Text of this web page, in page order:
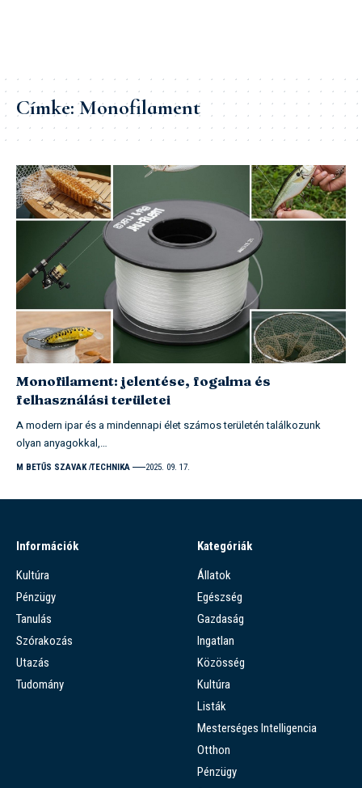
Címke:Monofilament
Monofilament: jelentése, fogalma és
felhasználási területei
A modern ipar és a mindennapi élet számos területén találkozunk
olyan anyagokkal,…
M BETŰS SZAVAK TECHNIKA 2025. 09. 17.
Információk
Kultúra
Pénzügy
Tanulás
Szórakozás
Utazás
Tudomány
Kategóriák
Állatok
Egészség
Gazdaság
Ingatlan
Közösség
Kultúra
Listák
Mesterséges Intelligencia
Otthon
Pénzügy